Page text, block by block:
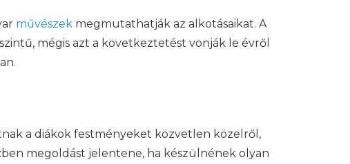
művészek megmutathatják az alkotásaikat. A
mégis azt a következtetést vonják le évről
a diákok festményeket közvetlen közelről,
megoldást jelentene, ha készülnének olyan